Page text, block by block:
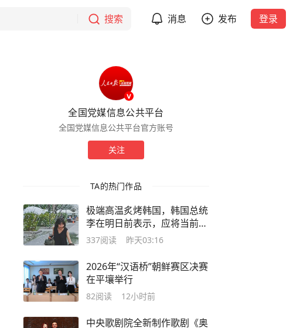
搜索 消息 发布 登录
全国党媒信息公共平台
全国党媒信息公共平台官方账号
关注
TA的热门作品
极端高温炙烤韩国，韩国总统
李在明日前表示，应将当前状
况视为“国家灾难事态”
337阅读 昨天03:16
2026年“汉语桥”朝鲜赛区决赛
在平壤举行
82阅读 12小时前
中央歌剧院全新制作歌剧《奥